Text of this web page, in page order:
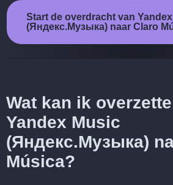
Start de overdracht van
(Яндекс.Музыка) naar Claro
Wat kan ik
Yandex Music
(Яндекс.Музыка)
Música?